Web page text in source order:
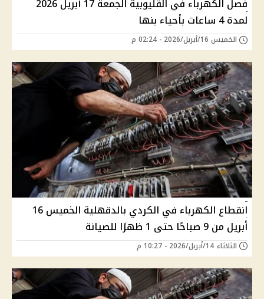
فصل الكهرباء في القليوبية الجمعة 17 أبريل 2026
لمدة 4 ساعات بأحياء بنها
الخميس 16/أبريل/2026 - 02:24 م
انقطاع الكهرباء في الكردي بالدقهلية الخميس 16
أبريل من 9 صباحًا حتى 1 ظهرًا للصيانة
الثلاثاء 14/أبريل/2026 - 10:27 م